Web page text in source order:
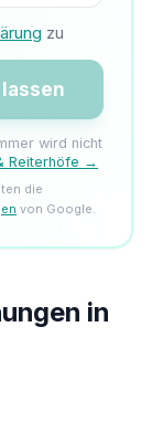
zu
wird nicht
Reiterhöfe →
die
von Google.
in